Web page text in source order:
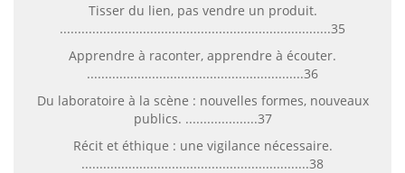
Tisser du lien, pas vendre un produit.
...........................................................................35
Apprendre à raconter, apprendre à écouter.
............................................................36
Du laboratoire à la scène : nouvelles formes, nouveaux
publics. ....................37
Récit et éthique : une vigilance nécessaire.
...............................................................38